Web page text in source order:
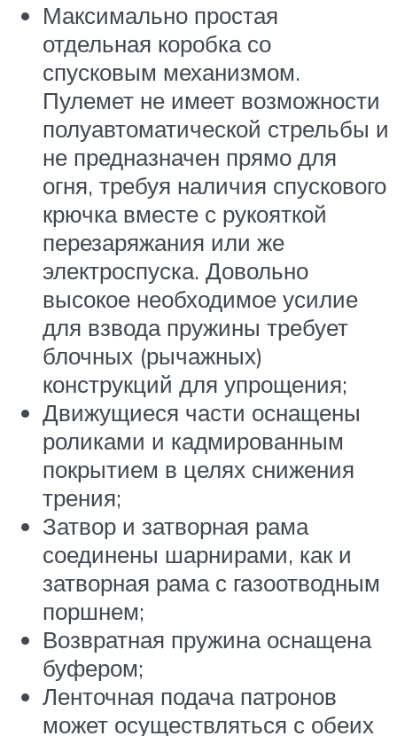
Максимально простая
отдельная коробка со
спусковым механизмом.
Пулемет не имеет возможности
полуавтоматической стрельбы и
не предназначен прямо для
огня, требуя наличия спускового
крючка вместе с рукояткой
перезаряжания или же
электроспуска. Довольно
высокое необходимое усилие
для взвода пружины требует
блочных (рычажных)
конструкций для упрощения;
Движущиеся части оснащены
роликами и кадмированным
покрытием в целях снижения
трения;
Затвор и затворная рама
соединены шарнирами, как и
затворная рама с газоотводным
поршнем;
Возвратная пружина оснащена
буфером;
Ленточная подача патронов
может осуществляться с обеих